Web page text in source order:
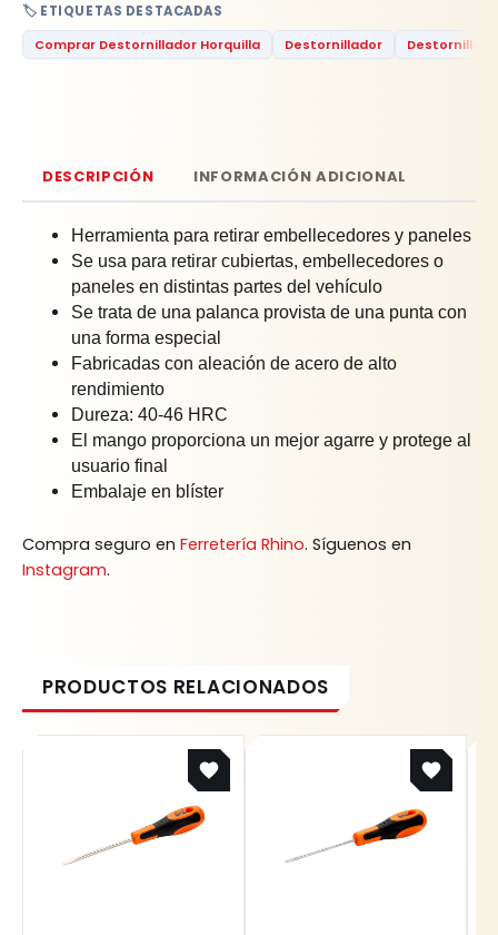
🏷️ ETIQUETAS DESTACADAS
Comprar Destornillador Horquilla
Destornillador
DESCRIPCIÓN INFORMACIÓN ADICIONAL
Herramienta para retirar embellecedores y paneles
Se usa para retirar cubiertas, embellecedores o
paneles en distintas partes del vehículo
Se trata de una palanca provista de una punta con
una forma especial
Fabricadas con aleación de acero de alto
rendimiento
Dureza: 40-46 HRC
El mango proporciona un mejor agarre y protege al
usuario final
Embalaje en blíster
Compra seguro en Ferretería Rhino. Síguenos en
Instagram.